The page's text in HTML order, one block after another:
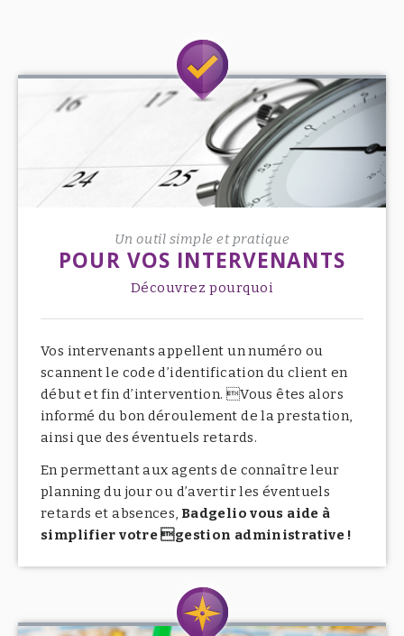
Un outil simple et pratique
POUR VOS INTERVENANTS
Découvrez pourquoi
Vos intervenants appellent un numéro ou
scannent le code d’identification du client en
début et fin d’intervention. Vous êtes alors
informé du bon déroulement de la prestation,
ainsi que des éventuels retards.
En permettant aux agents de connaître leur
planning du jour ou d’avertir les éventuels
retards et absences, Badgelio vous aide à
simplifier votre gestion administrative !